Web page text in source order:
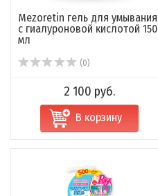
Mezoretin гель для умывания
с гиалуроновой кислотой 150
мл
(0)
2 100 руб.
В корзину